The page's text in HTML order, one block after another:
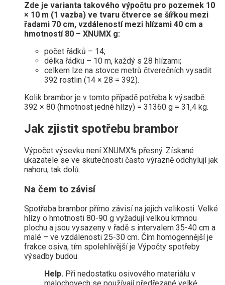
Zde je varianta takového výpočtu pro pozemek 10
× 10 m (1 vazba) ve tvaru čtverce se šířkou mezi
řadami 70 cm, vzdáleností mezi hlízami 40 cm a
hmotností 80 – XNUMX g:
počet řádků – 14;
délka řádku – 10 m, každý s 28 hlízami;
celkem lze na stovce metrů čtverečních vysadit
392 rostlin (14 × 28 = 392).
Kolik brambor je v tomto případě potřeba k výsadbě:
392 × 80 (hmotnost jedné hlízy) = 31360 g = 31,4 kg.
Jak zjistit spotřebu brambor
Výpočet výsevku není XNUMX% přesný. Získané
ukazatele se ve skutečnosti často výrazně odchylují jak
nahoru, tak dolů.
Na čem to závisí
Spotřeba brambor přímo závisí na jejich velikosti. Velké
hlízy o hmotnosti 80-90 g vyžadují velkou krmnou
plochu a jsou vysazeny v řadě s intervalem 35-40 cm a
malé – ve vzdálenosti 25-30 cm. Čím homogennější je
frakce osiva, tím spolehlivější je Výpočty spotřeby
výsadby budou.
Help. Při nedostatku osivového materiálu v